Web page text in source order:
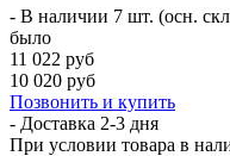
- В наличии 7 шт. (осн.
было
11 022 руб
10 020 руб
Позвонить и купить
- Доставка 2-3 дня
При условии товара в